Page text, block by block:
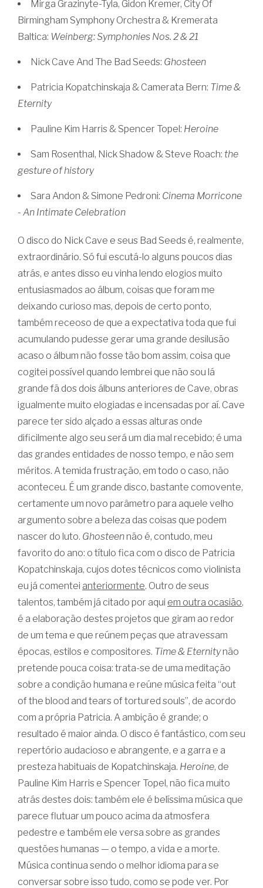
Mirga Grazinyte-Tyla, Gidon Kremer, City Of
Birmingham Symphony Orchestra & Kremerata
Baltica: Weinberg: Symphonies Nos. 2 & 21
Nick Cave And The Bad Seeds: Ghosteen
Patricia Kopatchinskaja & Camerata Bern: Time &
Eternity
Pauline Kim Harris & Spencer Topel: Heroine
Sam Rosenthal, Nick Shadow & Steve Roach: the
gesture of history
Sara Andon & Simone Pedroni: Cinema Morricone
- An Intimate Celebration
O disco do Nick Cave e seus Bad Seeds é, realmente,
extraordinário. Só fui escutá-lo alguns poucos dias
atrás, e antes disso eu vinha lendo elogios muito
entusiasmados ao álbum, coisas que foram me
deixando curioso mas, depois de certo ponto,
também receoso de que a expectativa toda que fui
acumulando pudesse gerar uma grande desilusão
acaso o álbum não fosse tão bom assim, coisa que
cogitei possível quando lembrei que não sou lá
grande fã dos dois álbuns anteriores de Cave, obras
igualmente muito elogiadas e incensadas por aí. Cave
parece ter sido alçado a essas alturas onde
dificilmente algo seu será um dia mal recebido; é uma
das grandes entidades de nosso tempo, e não sem
méritos. A temida frustração, em todo o caso, não
aconteceu. É um grande disco, bastante comovente,
certamente um novo parâmetro para aquele velho
argumento sobre a beleza das coisas que podem
nascer do luto. Ghosteennão é, contudo, meu
favorito do ano: o título fica com o disco de Patricia
Kopatchinskaja, cujos dotes técnicos como violinista
eu já comentei anteriormente. Outro de seus
talentos, também já citado por aqui em outra ocasião,
é a elaboração destes projetos que giram ao redor
de um tema e que reúnem peças que atravessam
épocas, estilos e compositores. Time & Eternitynão
pretende pouca coisa: trata-se de uma meditação
sobre a condição humana e reúne música feita “out
of the blood and tears of tortured souls”, de acordo
com a própria Patricia. A ambição é grande; o
resultado é maior ainda. O disco é fantástico, com seu
repertório audacioso e abrangente, e a garra e a
presteza habituais de Kopatchinskaja. Heroine, de
Pauline Kim Harris e Spencer Topel, não fica muito
atrás destes dois: também ele é belíssima música que
parece flutuar um pouco acima da atmosfera
pedestre e também ele versa sobre as grandes
questões humanas — o tempo, a vida e a morte.
Música continua sendo o melhor idioma para se
conversar sobre isso tudo, como se pode ver. Por